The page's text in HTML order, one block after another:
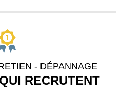
- DÉPANNAGE
RECRUTENT